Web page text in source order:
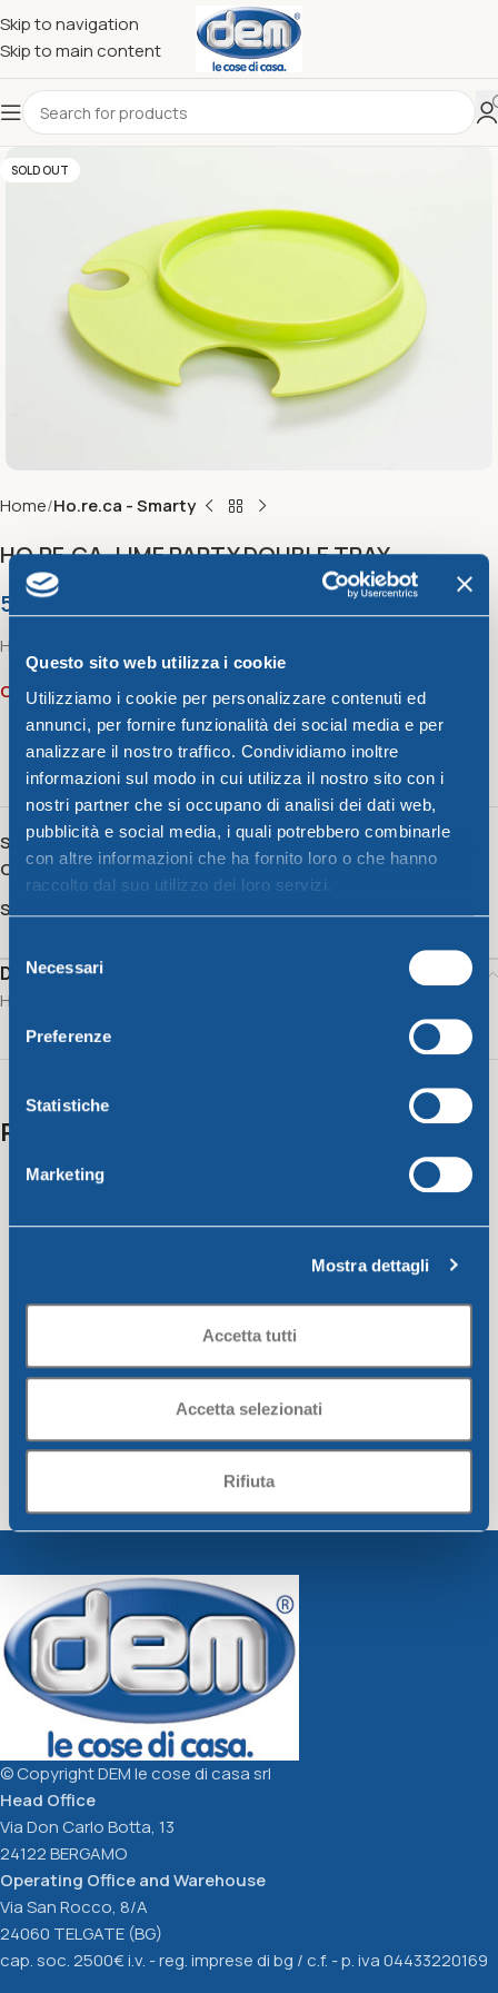
Questo sito web utilizza i cookie
Utilizziamo i cookie per personalizzare contenuti ed
annunci, per fornire funzionalità dei social media e per
analizzare il nostro traffico. Condividiamo inoltre
informazioni sul modo in cui utilizza il nostro sito con i
nostri partner che si occupano di analisi dei dati web,
pubblicità e social media, i quali potrebbero combinarle
con altre informazioni che ha fornito loro o che hanno
raccolto dal suo utilizzo dei loro servizi.
del
consenso
Necessari
Preferenze
Statistiche
Marketing
Mostra dettagli
Accetta tutti
Accetta selezionati
Rifiuta
Skip to navigation
Skip to main content
SOLD OUT
Home Ho.re.ca - Smarty
HO.RE.CA. LIME PARTY DOUBLE TRAY
5,26€
HO.RE.CA. LIME PARTY DOUBLE TRAY
Out of stock
20 People watching this product now!
SKU:47248
Category: Ho.re.ca - Smarty
Share:
Description
HO.RE.CA. LIME PARTY DOUBLE TRAY
Related products
Ho.re.ca - Smarty
1,88€
Add To Cart
1,88€
Add To Cart
© Copyright DEM le cose di casa srl
Head Office
Via Don Carlo Botta, 13
24122 BERGAMO
Operating Office and Warehouse
Via San Rocco, 8/A
24060 TELGATE (BG)
cap. soc. 2500€ i.v. - reg. imprese di bg / c.f. - p. iva 04433220169